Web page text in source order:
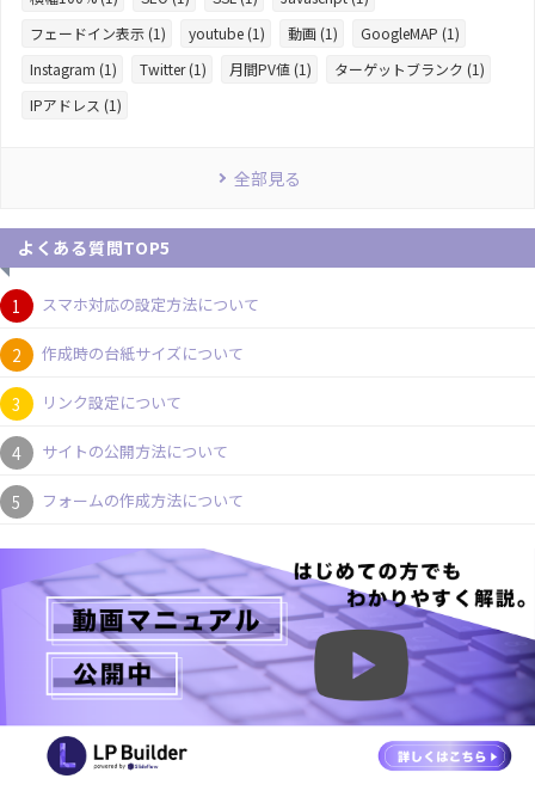
フェードイン表示 (1)
youtube (1) 動画 (1)
GoogleMAP (1)
Instagram (1)
Twitter (1) 月間PV値 (1)
ターゲットブランク (1)
IPアドレス (1)
全部見る
よくある質問TOP5
スマホ対応の設定方法について
作成時の台紙サイズについて
リンク設定について
サイトの公開方法について
フォームの作成方法について